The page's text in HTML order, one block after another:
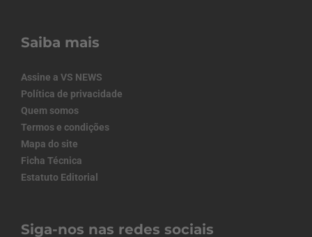
Saiba mais
Assine a VS NEWS
Política de privacidade
Quem somos
Termos e condições
Mapa do site
Ficha Técnica
Estatuto Editorial
Siga-nos nas redes sociais